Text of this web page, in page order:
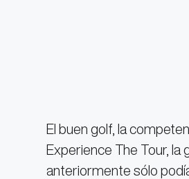
El buen golf, la
Experience The Tour,
anteriormente sólo